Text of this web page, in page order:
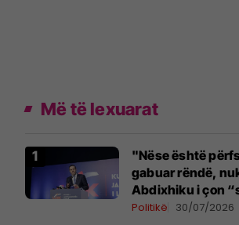
Më të lexuarat
"Nëse është
gabuar rëndë,
Abdixhiku i çon
Përparim Ramës
Politikë 30/07/2026